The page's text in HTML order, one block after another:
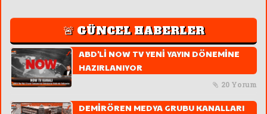
🚨 GÜNCEL HABERLER
ABD'Lİ NOW TV YENİ YAYIN DÖNEMİNE
HAZIRLANIYOR
20 Yorum
DEMİRÖREN MEDYA GRUBU KANALLARI